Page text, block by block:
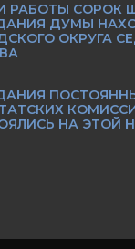
РАБОТЫ СОРОК
ДУМЫ
ОКРУГА
НА ЭТОЙ